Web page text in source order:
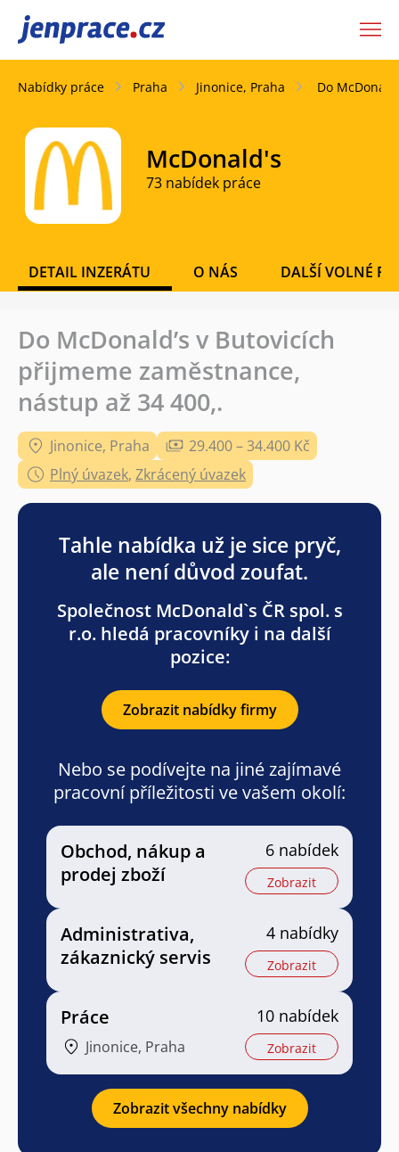
JenPráce.cz
Nabídky práce Praha Jinonice, Praha Do
McDonald's
73 nabídek práce
DETAIL INZERÁTU O NÁS DALŠÍ VOLNÉ
Do McDonald’s v Butovicích
přijmeme zaměstnance,
nástup až 34 400,.
Jinonice, Praha
29.400 – 34.400 Kč
Plný úvazek, Zkrácený úvazek
Tahle nabídka už je sice pryč,
ale není důvod zoufat.
Společnost McDonald`s ČR spol. s
r.o. hledá pracovníky i na další
pozice:
Zobrazit nabídky firmy
Nebo se podívejte na jiné zajímavé
pracovní příležitosti ve vašem okolí:
Obchod, nákup a
prodej zboží
6 nabídek
Zobrazit
Administrativa,
zákaznický servis
4 nabídky
Zobrazit
Práce
Jinonice, Praha
10 nabídek
Zobrazit
Zobrazit všechny nabídky